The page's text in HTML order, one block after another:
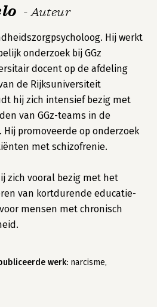
- Auteur
Hij werkt
onderzoek bij GGz
docent op de afdeling
de Rijksuniversiteit
hij zich intensief bezig met
van GGz-teams in de
Hij promoveerde op onderzoek
met schizofrenie.
zich vooral bezig met het
van kortdurende educatie-
mensen met chronisch
werk: narcisme,